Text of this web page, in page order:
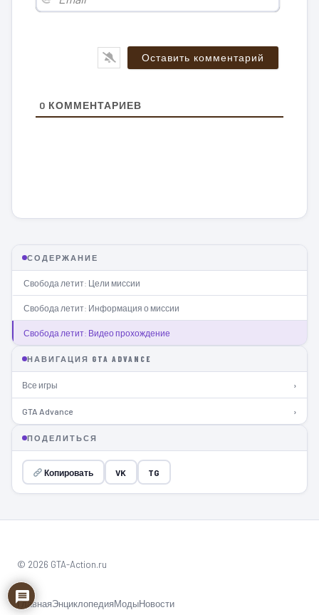
0 КОММЕНТАРИЕВ
СОДЕРЖАНИЕ
Свобода летит: Цели миссии
Свобода летит: Информация о миссии
Свобода летит: Видео прохождение
НАВИГАЦИЯ GTA ADVANCE
Все игры ›
GTA Advance ›
ПОДЕЛИТЬСЯ
Копировать VK TG
© 2026 GTA-Action.ru
ГлавнаяЭнциклопедияМодыНовости